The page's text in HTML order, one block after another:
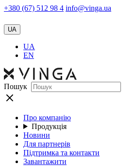
+380 (67) 512 98 4 info@vinga.ua
UA
UA
EN
Пошук
Про компанію
Продукція
Новини
Для партнерів
Підтримка та контакти
Завантажити